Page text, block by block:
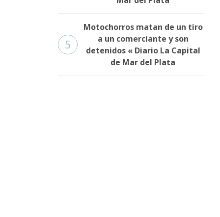
5
Motochorros matan de un tiro
a un comerciante y son
detenidos « Diario La Capital
de Mar del Plata